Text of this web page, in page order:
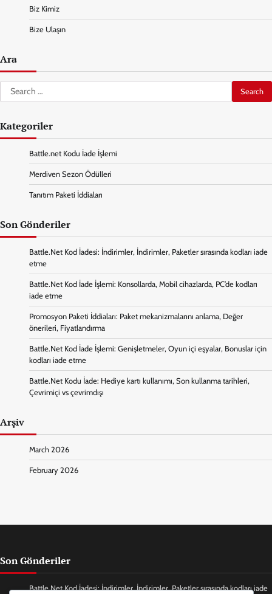
Biz Kimiz
Bize Ulaşın
Ara
Search
for:
Kategoriler
Battle.net Kodu İade İşlemi
Merdiven Sezon Ödülleri
Tanıtım Paketi İddiaları
Son Gönderiler
Battle.Net Kod İadesi: İndirimler, İndirimler, Paketler sırasında kodları iade
etme
Battle.Net Kod İade İşlemi: Konsollarda, Mobil cihazlarda, PC’de kodları
iade etme
Promosyon Paketi İddiaları: Paket mekanizmalarını anlama, Değer
önerileri, Fiyatlandırma
Battle.Net Kod İade İşlemi: Genişletmeler, Oyun içi eşyalar, Bonuslar için
kodları iade etme
Battle.Net Kodu İade: Hediye kartı kullanımı, Son kullanma tarihleri,
Çevrimiçi vs çevrimdışı
Arşiv
March 2026
February 2026
Son Gönderiler
Battle.Net Kod İadesi: İndirimler, İndirimler, Paketler sırasında kodları iade